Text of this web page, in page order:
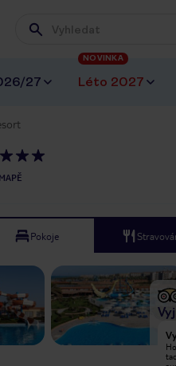
Wpisz frazę, której szukasz
27 Léto 2027
NOVINKA
Pokoje
Vyjímečný
Resort a hotel, byl na velmi vysoké